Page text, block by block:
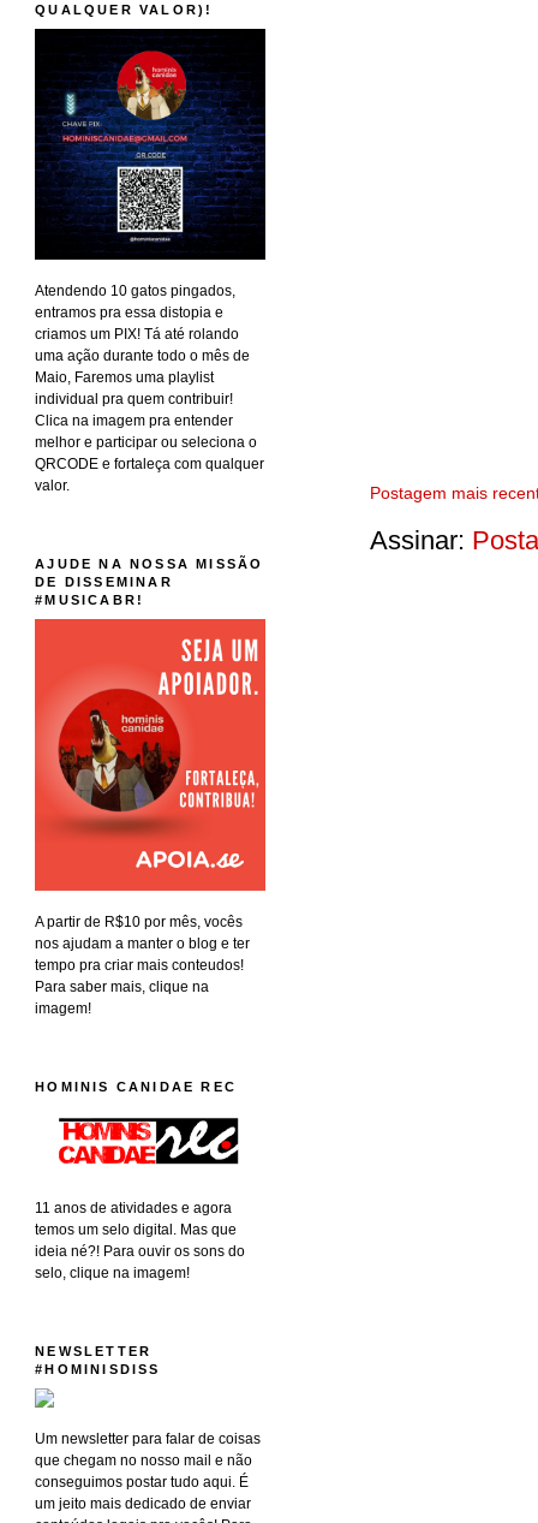
Postagem mais
Assinar:
QUALQUER VALOR)!
Atendendo 10 gatos pingados,
entramos pra essa distopia e
criamos um PIX! Tá até rolando
uma ação durante todo o mês de
Maio, Faremos uma playlist
individual pra quem contribuir!
Clica na imagem pra entender
melhor e participar ou seleciona o
QRCODE e fortaleça com qualquer
valor.
AJUDE NA NOSSA MISSÃO
DE DISSEMINAR
#MUSICABR!
A partir de R$10 por mês, vocês
nos ajudam a manter o blog e ter
tempo pra criar mais conteudos!
Para saber mais, clique na
imagem!
HOMINIS CANIDAE REC
11 anos de atividades e agora
temos um selo digital. Mas que
ideia né?! Para ouvir os sons do
selo, clique na imagem!
NEWSLETTER
#HOMINISDISS
Um newsletter para falar de coisas
que chegam no nosso mail e não
conseguimos postar tudo aqui. É
um jeito mais dedicado de enviar